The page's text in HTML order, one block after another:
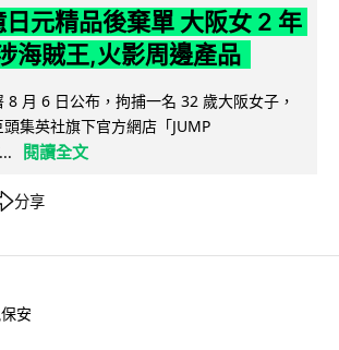
元精品後棄單 大阪女 2 年
海賊王,火影周邊產品
8 月 6 日公布，拘捕一名 32 歲大阪女子，
集英社旗下官方網店「JUMP
閱讀全文
分享
安